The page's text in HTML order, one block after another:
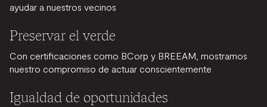
ayudar a nuestros vecinos
Preservar el verde
Con certificaciones como BCorp y BREEAM, mostramos
nuestro compromiso de actuar conscientemente
Igualdad de oportunidades